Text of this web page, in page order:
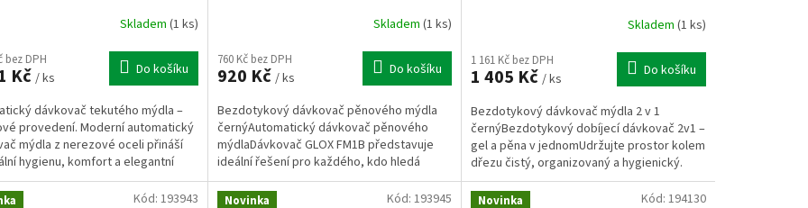
Skladem (1 ks)
bez DPH
Kč / ks Do košíku
dávkovač tekutého mýdla –
provedení. Moderní automatický
mýdla z nerezové oceli přináší
hygienu, komfort a elegantní
každé...
Skladem (1 ks)
760 Kč bez DPH
920 Kč / ks Do košíku
Bezdotykový dávkovač pěnového mýdla
černýAutomatický dávkovač pěnového
mýdlaDávkovač GLOX FM1B představuje
ideální řešení pro každého, kdo hledá
pohodlí, čistotu a moderní...
Skladem (1 ks)
1 161 Kč bez DPH
1 405 Kč / ks Do košíku
Bezdotykový dávkovač mýdla 2 v 1
černýBezdotykový dobíjecí dávkovač 2v1 –
gel a pěna v jednomUdržujte prostor kolem
dřezu čistý, organizovaný a hygienický.
Bezdotykový dávkovač...
Kód: 193943 Novinka Kód: 193945 Novinka Kód: 194130